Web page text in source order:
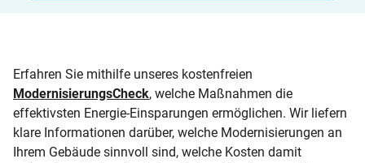
Erfahren Sie mithilfe unseres kostenfreien
ModernisierungsCheck, welche Maßnahmen die
effektivsten Energie-Einsparungen ermöglichen. Wir liefern
klare Informationen darüber, welche Modernisierungen an
Ihrem Gebäude sinnvoll sind, welche Kosten damit